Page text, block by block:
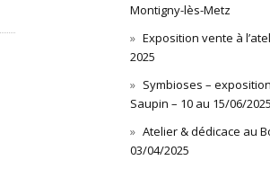
Montigny-lès-Metz
Exposition vente à
2025
Symbioses –
Saupin – 10 au 15/06/2025
Atelier & dédicace au
03/04/2025